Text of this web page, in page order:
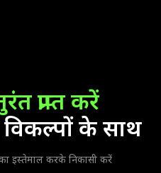
प्राप्त करें
के साथ
इस्तेमाल करके निकासी करें